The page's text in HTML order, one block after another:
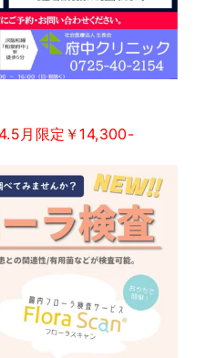
4.5月限定￥14,300-